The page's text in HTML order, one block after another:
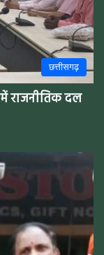
छत्तीसगढ़
राजनीतिक दल